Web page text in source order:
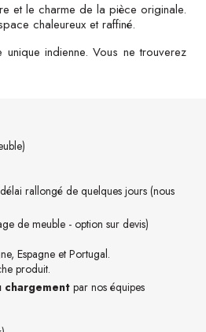
et le charme de la pièce originale.
chaleureux et raffiné.
indienne. Vous ne trouverez
rallongé de quelques jours (nous
de meuble - option sur devis)
Espagne et Portugal.
produit.
chargementpar nos équipes